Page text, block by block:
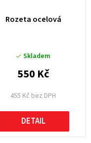
Rozeta ocelová
Skladem
455 Kč bez DPH
550 Kč
DETAIL